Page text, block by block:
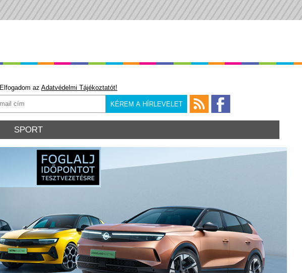
Elfogadom az Adatvédelmi Tájékoztatót!
SPORT